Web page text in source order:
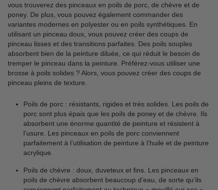
vous trouverez des pinceaux en poils de porc, de chèvre et de
poney. De plus, vous pouvez également commander des
variantes modernes en polyester ou en poils synthétiques. En
utilisant un pinceau doux, vous pouvez créer des coups de
pinceau lisses et des transitions parfaites. Des poils souples
absorbent bien de la peinture diluée, ce qui réduit le besoin de
tremper le pinceau dans la peinture. Préférez-vous utiliser une
brosse à poils solides ? Alors, vous pouvez créer des coups de
pinceau pleins de texture.
Poils de porc : résistants, rigides et très solides. Les poils de
porc sont plus épais que les poils de poney et de chèvre. Ils
absorbent une énorme quantité de peinture et résistent à
l’usure. Les pinceaux en poils de porc conviennent
parfaitement à l’utilisation de peinture à l’huile et de peinture
acrylique.
Poils de chèvre : doux, duveteux et fins. Les pinceaux en
poils de chèvre absorbent beaucoup d’eau, de sorte qu’ils